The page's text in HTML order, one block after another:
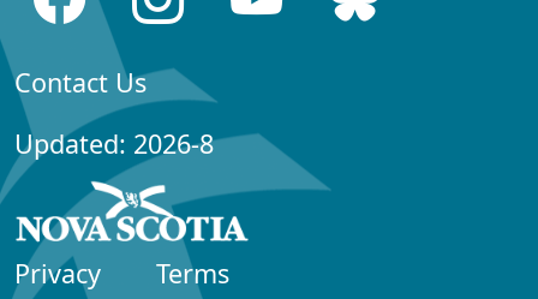
Contact Us
Updated: 2026-8
Privacy Terms